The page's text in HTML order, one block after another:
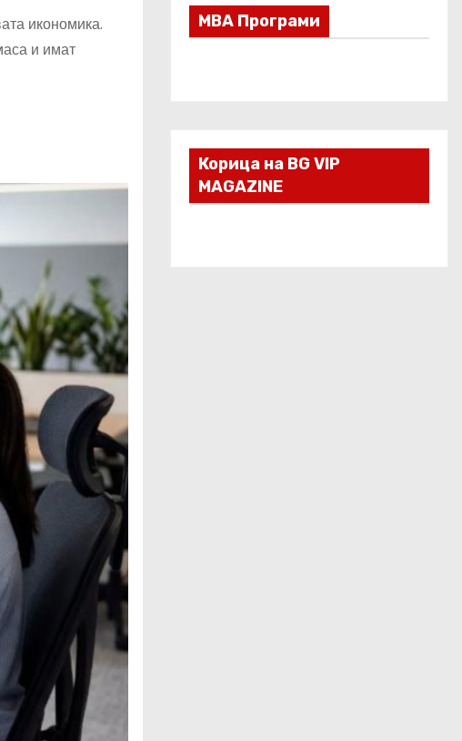
икономика.
и имат
МВА Програми
Корица на BG VIP
MAGAZINE